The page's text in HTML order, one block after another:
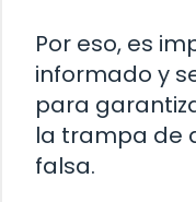
Por eso, es
informado y
para
la trampa de
falsa.